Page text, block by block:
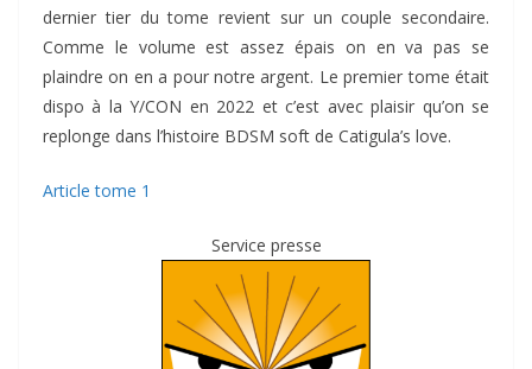
dernier tier du tome revient sur un couple secondaire.
Comme le volume est assez épais on en va pas se
plaindre on en a pour notre argent. Le premier tome était
dispo à la Y/CON en 2022 et c’est avec plaisir qu’on se
replonge dans l’histoire BDSM soft de Catigula’s love.
Article tome 1
Service presse